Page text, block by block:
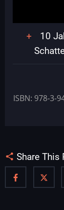
10
ISBN: 978-3-
Share This